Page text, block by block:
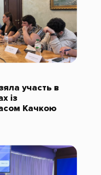
участь в
із
Качкою